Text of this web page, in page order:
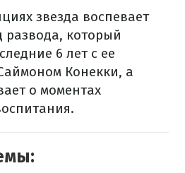
звезда воспевает
который
6 лет с ее
Конекки, а
о моментах